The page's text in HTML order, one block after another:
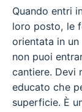
Quando entri
loro posto, le
orientata in
non puoi
cantiere. Devi
educato che
superficie. È